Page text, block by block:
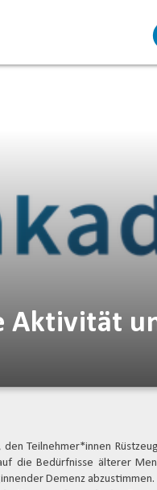
Aktivität
Teilnehmer*innen
die Bedürfnisse älterer
Demenz abzustimmen.